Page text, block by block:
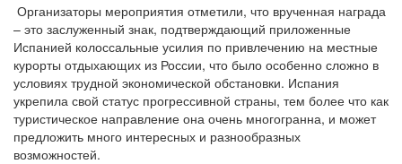
Организаторы мероприятия отметили, что врученная награда
– это заслуженный знак, подтверждающий приложенные
Испанией колоссальные усилия по привлечению на местные
курорты отдыхающих из России, что было особенно сложно в
условиях трудной экономической обстановки. Испания
укрепила свой статус прогрессивной страны, тем более что как
туристическое направление она очень многогранна, и может
предложить много интересных и разнообразных
возможностей.